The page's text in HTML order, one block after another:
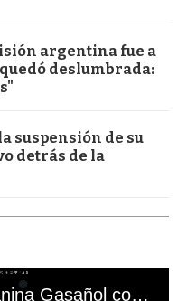
argentina fue a
deslumbrada:
suspensión de su
detrás de la
El mal momento de Yanina Gasañol con un hincha argentino en "Subrayado"